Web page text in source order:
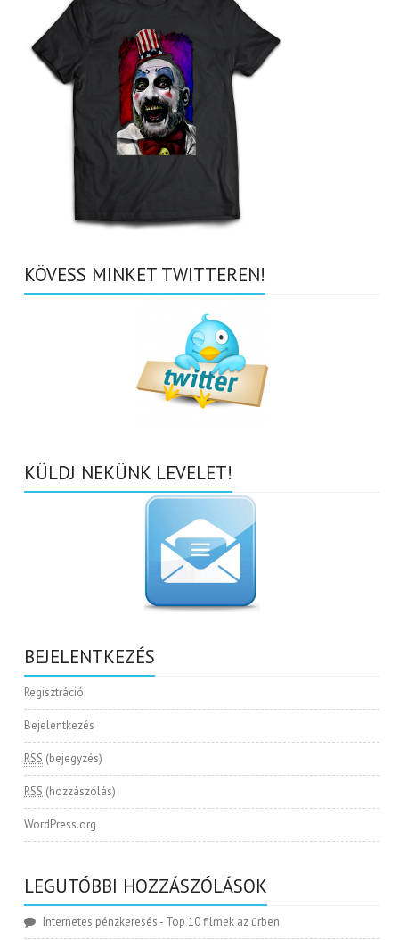
KÖVESS MINKET TWITTEREN!
KÜLDJ NEKÜNK LEVELET!
BEJELENTKEZÉS
Regisztráció
Bejelentkezés
RSS (bejegyzés)
RSS (hozzászólás)
WordPress.org
LEGUTÓBBI HOZZÁSZÓLÁSOK
Internetes pénzkeresés - Top 10 filmek az űrben